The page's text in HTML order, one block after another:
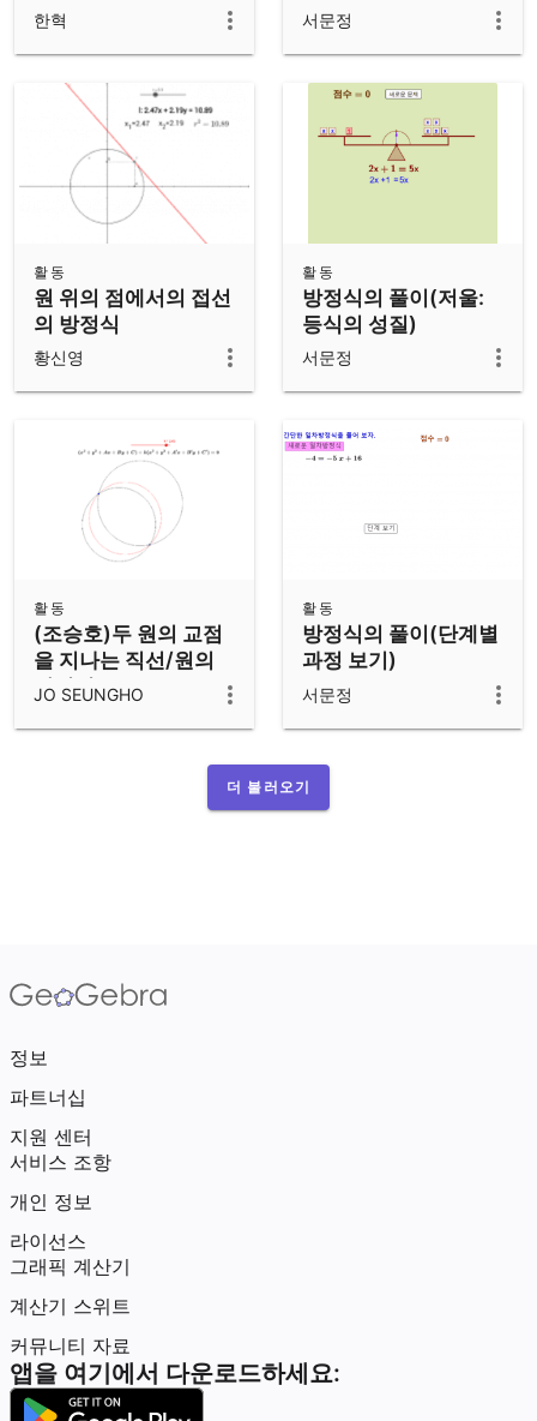
한혁 서문정
원 위의 점에서의 접선
의 방정식
활동
황신영
방정식의 풀이(저울:
등식의 성질)
활동
서문정
(조승호)두 원의 교점
을 지나는 직선/원의
방정식
활동
JO SEUNGHO
방정식의 풀이(단계별
과정 보기)
활동
서문정
더 불러오기
정보
파트너십
지원 센터
서비스 조항
개인 정보
라이선스
그래픽 계산기
계산기 스위트
커뮤니티 자료
앱을 여기에서 다운로드하세요: